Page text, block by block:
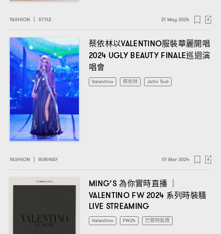
FASHION STYLE 21 May 2024
蔡依林以VALENTINO服裝華麗開唱
2024 UGLY BEAUTY FINALE巡迴演
唱會
Valentino 蔡依林 Jolin Tsai
FASHION RUNWAY 01 Mar 2024
MING’S為你實時直播
VALENTINO FW 2024 系列時裝騷
LIVE STREAMING
Valentino FW24 巴黎時裝周